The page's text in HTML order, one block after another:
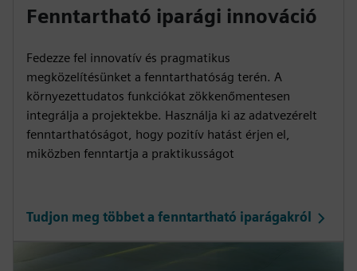
Fenntartható iparági innováció
Fedezze fel innovatív és pragmatikus
megközelítésünket a fenntarthatóság terén. A
környezettudatos funkciókat zökkenőmentesen
integrálja a projektekbe. Használja ki az adatvezérelt
fenntarthatóságot, hogy pozitív hatást érjen el,
miközben fenntartja a praktikusságot
Tudjon meg többet a fenntartható iparágakról